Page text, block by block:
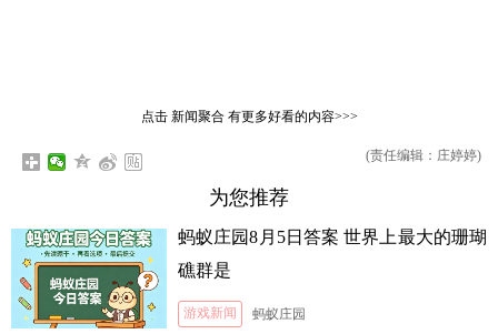
点击 新闻聚合有更多好看的内容>>>
(责任编辑：庄婷婷)
为您推荐
蚂蚁庄园8月5日答案 世界上最大的珊瑚
礁群是
游戏新闻 蚂蚁庄园